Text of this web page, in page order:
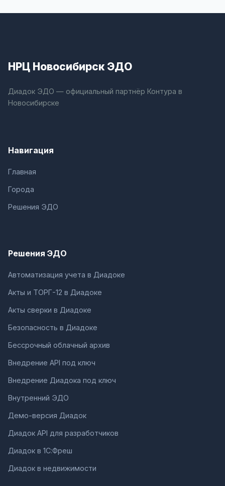
НРЦ Новосибирск ЭДО
Диадок ЭДО — официальный партнёр Контура в
Новосибирске
Навигация
Главная
Города
Решения ЭДО
Решения ЭДО
Автоматизация учета в Диадоке
Акты и ТОРГ-12 в Диадоке
Акты сверки в Диадоке
Безопасность в Диадоке
Бессрочный облачный архив
Внедрение API под ключ
Внедрение Диадока под ключ
Внутренний ЭДО
Демо-версия Диадок
Диадок API для разработчиков
Диадок в 1С:Фреш
Диадок в недвижимости